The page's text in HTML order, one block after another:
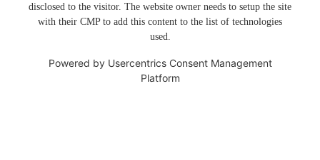
disclosed to the visitor. The website owner needs to setup the site
with their CMP to add this content to the list of technologies
used.
Powered by Usercentrics Consent Management
Platform